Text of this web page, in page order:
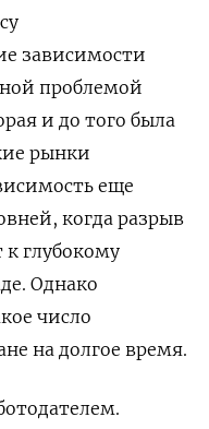
зависимости
проблемой
и до того была
рынки
еще
когда разрыв
к глубокому
Однако
число
на долгое время.